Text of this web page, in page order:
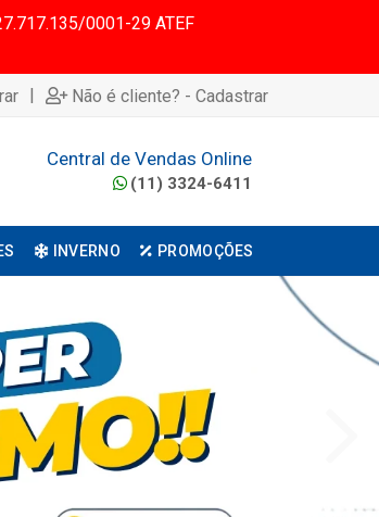
0001-29 ATEF
| Não é cliente? - Cadastrar
Central de Vendas Online
(11) 3324-6411
INVERNO PROMOÇÕES